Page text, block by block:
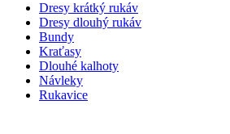
Dresy krátký rukáv
Dresy dlouhý rukáv
Bundy
Kraťasy
Dlouhé kalhoty
Návleky
Rukavice